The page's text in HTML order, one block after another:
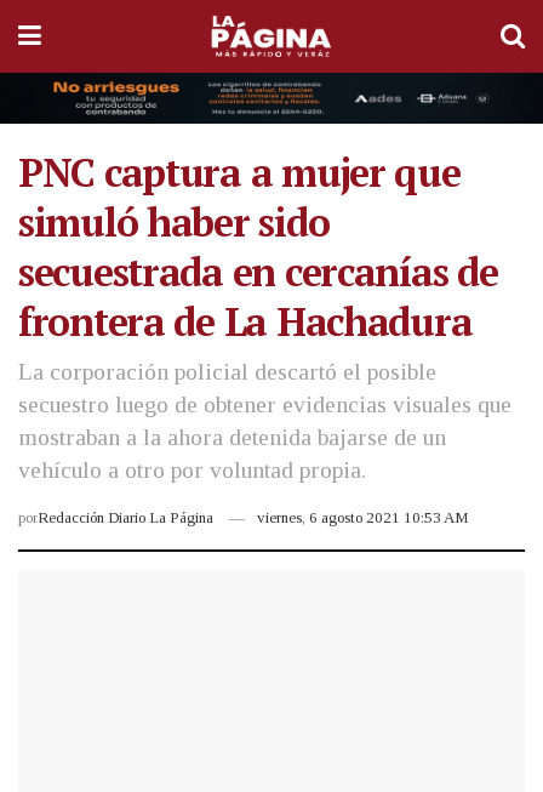
PNC captura a mujer que
simuló haber sido
secuestrada en cercanías de
frontera de La Hachadura
La corporación policial descartó el posible
secuestro luego de obtener evidencias visuales que
mostraban a la ahora detenida bajarse de un
vehículo a otro por voluntad propia.
porRedacción Diario La Página viernes, 6 agosto 2021 10:53 AM